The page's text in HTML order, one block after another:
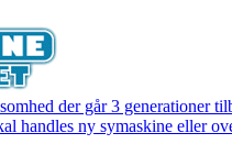
der går 3 generationer
handles ny symaskine eller